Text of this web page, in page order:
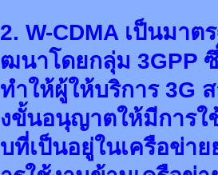
2. W-CDMA เป็นมา
ฒนาโดยกลุ่ม 3GPP
ทำให้ผู้ให้บริการ 3G
งขั้นอนุญาตให้มีการใ
บที่เป็นอยู่ในเครือข่า